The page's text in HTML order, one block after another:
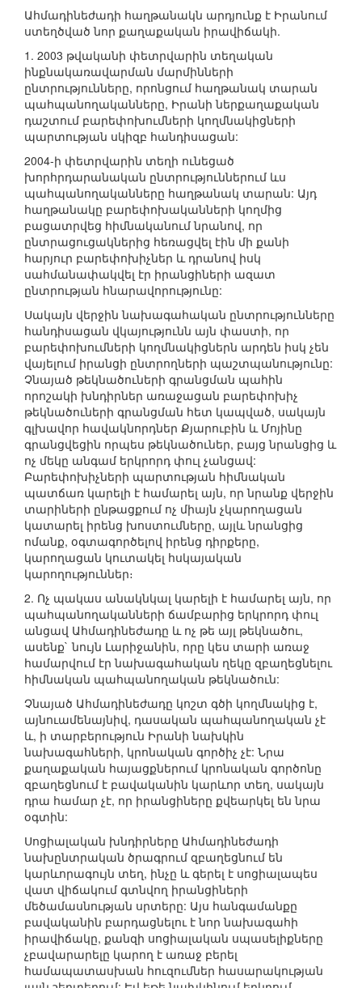
Ահմադինեժադի հաղթանակն արդյունք է Իրանում
ստեղծված նոր քաղաքական իրավիճակի.
1. 2003 թվականի փետրվարին տեղական
ինքնակառավարման մարմինների
ընտրությունները, որոնցում հաղթանակ տարան
պահպանողականները, Իրանի ներքաղաքական
դաշտում բարեփոխումների կողմնակիցների
պարտության սկիզբ հանդիսացան:
2004-ի փետրվարին տեղի ունեցած
խորհրդարանական ընտրություններում ևս
պահպանողականները հաղթանակ տարան: Այդ
հաղթանակը բարեփոխականների կողմից
բացատրվեց հիմնականում նրանով, որ
ընտրացուցակներից հեռացվել էին մի քանի
հարյուր բարեփոխիչներ և դրանով իսկ
սահմանափակվել էր իրանցիների ազատ
ընտրության հնարավորությունը:
Սակայն վերջին նախագահական ընտրությունները
հանդիսացան վկայությունն այն փաստի, որ
բարեփոխումների կողմնակիցներն արդեն իսկ չեն
վայելում իրանցի ընտրողների պաշտպանությունը:
Չնայած թեկնածուների գրանցման պահին
որոշակի խնդիրներ առաջացան բարեփոխիչ
թեկնածուների գրանցման հետ կապված, սակայն
գլխավոր հավակնորդներ Քյարուբին և Մոյինը
գրանցվեցին որպես թեկնածուներ, բայց նրանցից և
ոչ մեկը անգամ երկրորդ փուլ չանցավ:
Բարեփոխիչների պարտության հիմնական
պատճառ կարելի է համարել այն, որ նրանք վերջին
տարիների ընթացքում ոչ միայն չկարողացան
կատարել իրենց խոստումները, այլև նրանցից
ոմանք, օգտագործելով իրենց դիրքերը,
կարողացան կուտակել հսկայական
կարողություններ։
2. Ոչ պակաս անակնկալ կարելի է համարել այն, որ
պահպանողականների ճամբարից երկրորդ փուլ
անցավ Ահմադինեժադը և ոչ թե այլ թեկնածու,
ասենք` նույն Լարիջանին, որը կես տարի առաջ
համարվում էր նախագահական ղեկը զբաղեցնելու
հիմնական պահպանողական թեկնածուն:
Չնայած Ահմադինեժադը կոշտ գծի կողմնակից է,
այնուամենայնիվ, դասական պահպանողական չէ
և, ի տարբերություն Իրանի նախկին
նախագահների, կրոնական գործիչ չէ: Նրա
քաղաքական հայացքներում կրոնական գործոնը
զբաղեցնում է բավականին կարևոր տեղ, սակայն
դրա համար չէ, որ իրանցիները քվեարկել են նրա
օգտին:
Սոցիալական խնդիրները Ահմադինեժադի
նախընտրական ծրագրում զբաղեցնում են
կարևորագույն տեղ, ինչը և գերել է սոցիալապես
վատ վիճակում գտնվող իրանցիների
մեծամասնության սրտերը: Այս հանգամանքը
բավականին բարդացնելու է նոր նախագահի
իրավիճակը, քանզի սոցիալական սպասելիքները
չբավարարելը կարող է առաջ բերել
համապատասխան հուզումներ հասարակության